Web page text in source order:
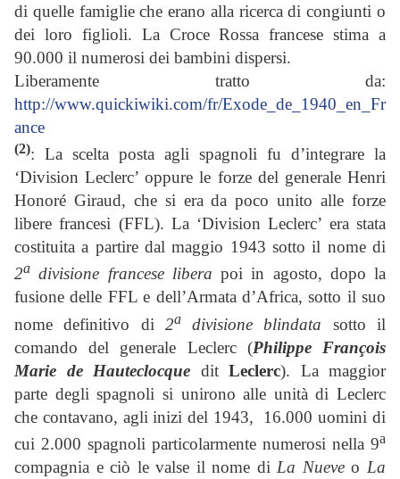
di quelle famiglie che erano alla ricerca di congiunti o
dei loro figlioli. La Croce Rossa francese stima a
90.000 il numerosi dei bambini dispersi.
Liberamente tratto da:
http://www.quickiwiki.com/fr/Exode_de_1940_en_Fr
ance
(2): La scelta posta agli spagnoli fu d’integrare la
‘Division Leclerc’ oppure le forze del generale Henri
Honoré Giraud, che si era da poco unito alle forze
libere francesi (FFL). La ‘Division Leclerc’ era stata
costituita a partire dal maggio 1943 sotto il nome di
2a divisione francese libera poi in agosto, dopo la
fusione delle FFL e dell’Armata d’Africa, sotto il suo
nome definitivo di 2adivisione blindata sotto il
comando del generale Leclerc (Philippe François
Marie de Hauteclocque dit Leclerc). La maggior
parte degli spagnoli si unirono alle unità di Leclerc
che contavano, agli inizi del 1943, 16.000 uomini di
cui 2.000 spagnoli particolarmente numerosi nella 9a
compagnia e ciò le valse il nome di La Nueveo La